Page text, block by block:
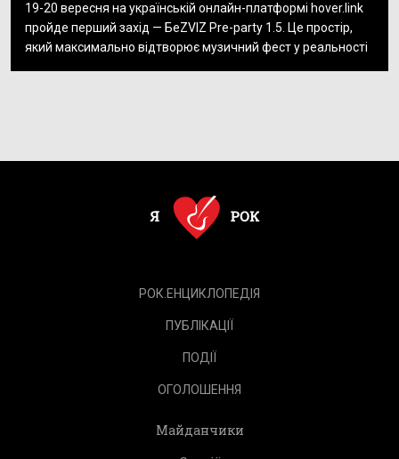
19-20 вересня на українській онлайн-платформі hover.link
пройде перший захід — БеZVIZ Pre-party 1.5. Це простір,
який максимально відтворює музичний фест у реальності
РОК.ЕНЦИКЛОПЕДІЯ
ПУБЛІКАЦІЇ
ПОДІЇ
ОГОЛОШЕННЯ
Майданчики